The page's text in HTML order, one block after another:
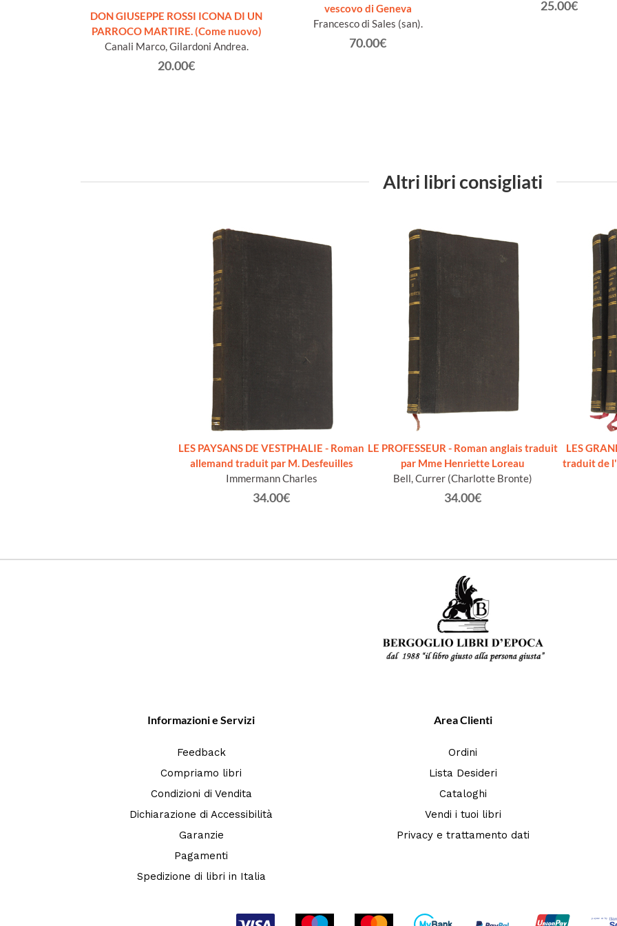
DON GIUSEPPE ROSSI ICONA DI UN
PARROCO MARTIRE. (Come nuovo)
Canali Marco, Gilardoni Andrea.
20.00€
vescovo di Geneva
Francesco di Sales (san).
70.00€
25.00€
Altri libri consigliati
LES PAYSANS DE VESTPHALIE - Roman
allemand traduit par M. Desfeuilles
Immermann Charles
34.00€
LE PROFESSEUR - Roman anglais traduit
par Mme Henriette Loreau
Bell, Currer (Charlotte Bronte)
34.00€
LES
traduit de
Informazioni e Servizi
Feedback
Compriamo libri
Condizioni di Vendita
Dichiarazione di Accessibilità
Garanzie
Pagamenti
Spedizione di libri in Italia
Area Clienti
Ordini
Lista Desideri
Cataloghi
Vendi i tuoi libri
Privacy e trattamento dati